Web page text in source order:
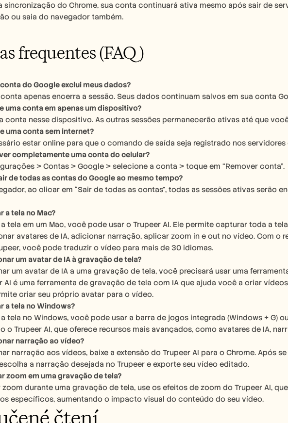
sincronização do Chrome, sua conta continuará ativa mesmo após sair de
ou saia do navegador também.
frequentes (FAQ)
do Google exclui meus dados?
conta apenas encerra a sessão. Seus dados continuam salvos em sua conta
uma conta em apenas um dispositivo?
conta nesse dispositivo. As outras sessões permanecerão ativas até que
uma conta sem internet?
estar online para que o comando de saída seja registrado nos servidores
completamente uma conta do celular?
> Contas > Google > selecione a conta > toque em “Remover conta”.
de todas as contas do Google ao mesmo tempo?
ao clicar em “Sair de todas as contas”, todas as sessões ativas serão
a tela no Mac?
tela em um Mac, você pode usar o Trupeer AI. Ele permite capturar toda a
avatares de IA, adicionar narração, aplicar zoom in e out no vídeo. Com o
você pode traduzir o vídeo para mais de 30 idiomas.
um avatar de IA à gravação de tela?
um avatar de IA a uma gravação de tela, você precisará usar uma
AI é uma ferramenta de gravação de tela com IA que ajuda você a criar
criar seu próprio avatar para o vídeo.
a tela no Windows?
tela no Windows, você pode usar a barra de jogos integrada (Windows + G)
o Trupeer AI, que oferece recursos mais avançados, como avatares de IA,
narração ao vídeo?
narração aos vídeos, baixe a extensão do Trupeer AI para o Chrome. Após
a narração desejada no Trupeer e exporte seu vídeo editado.
zoom em uma gravação de tela?
durante uma gravação de tela, use os efeitos de zoom do Trupeer AI,
específicos, aumentando o impacto visual do conteúdo do seu vídeo.